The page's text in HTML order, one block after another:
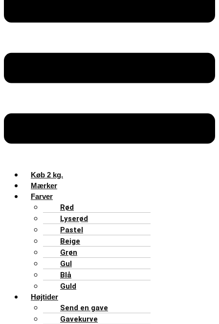
Køb 2 kg.
Mærker
Farver
Rød
Lyserød
Pastel
Beige
Grøn
Gul
Blå
Guld
Højtider
Send en gave
Gavekurve